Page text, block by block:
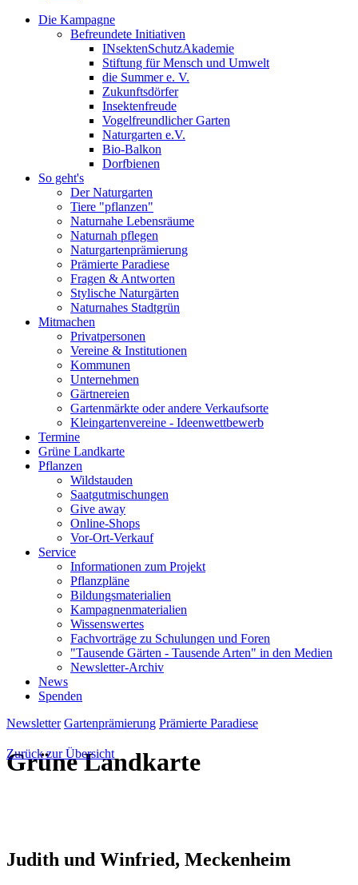
Die Kampagne
Befreundete Initiativen
INsektenSchutzAkademie
Stiftung für Mensch und Umwelt
die Summer e. V.
Zukunftsdörfer
Insektenfreude
Vogelfreundlicher Garten
Naturgarten e.V.
Bio-Balkon
Dorfbienen
So geht's
Der Naturgarten
Tiere "pflanzen"
Naturnahe Lebensräume
Naturnah pflegen
Naturgartenprämierung
Prämierte Paradiese
Fragen & Antworten
Stylische Naturgärten
Naturnahes Stadtgrün
Mitmachen
Privatpersonen
Vereine & Institutionen
Kommunen
Unternehmen
Gärtnereien
Gartenmärkte oder andere Verkaufsorte
Kleingartenvereine - Ideenwettbewerb
Termine
Grüne Landkarte
Pflanzen
Wildstauden
Saatgutmischungen
Give away
Online-Shops
Vor-Ort-Verkauf
Service
Informationen zum Projekt
Pflanzpläne
Bildungsmaterialien
Kampagnenmaterialien
Wissenswertes
Fachvorträge zu Schulungen und Foren
"Tausende Gärten - Tausende Arten" in den Medien
Newsletter-Archiv
News
Spenden
Newsletter Gartenprämierung Prämierte Paradiese
Grüne Landkarte
Zurück zur Übersicht
Judith und Winfried, Meckenheim